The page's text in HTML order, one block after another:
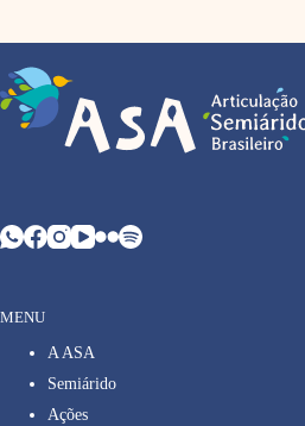
MENU
A ASA
Semiárido
Ações